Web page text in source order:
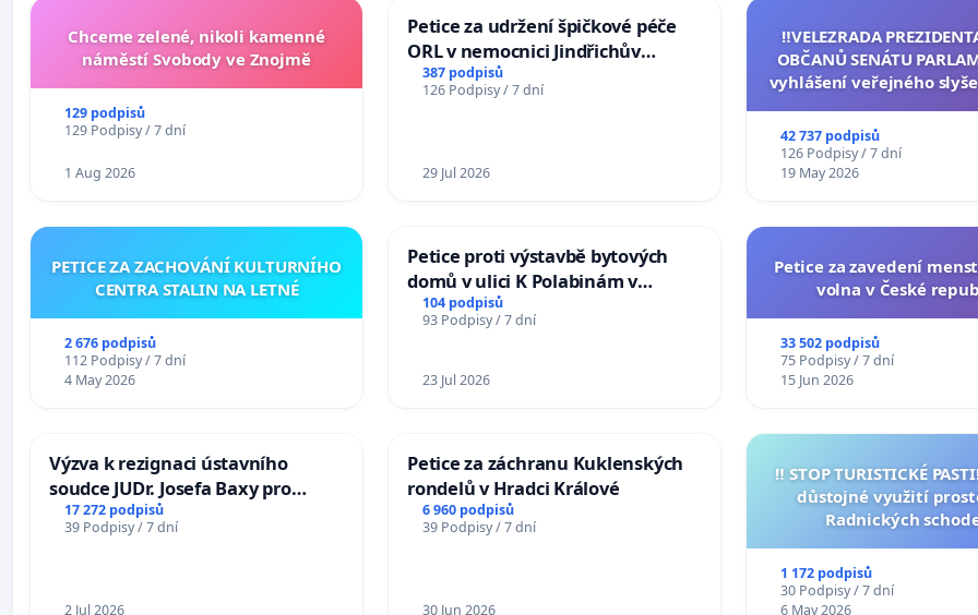
Chceme zelené, nikoli kamenné
náměstí Svobody ve Znojmě
129 podpisů
129 Podpisy / 7 dní
1 Aug 2026
Petice za udržení špičkové péče
ORL v nemocnici Jindřichův
Hradec
387 podpisů
126 Podpisy / 7 dní
29 Jul 2026
‼️VELEZRADA
OBČANŮ SENÁTU
vyhlášení veřejného
na přijetí usnesení k
žaloby na prezidenta
42 737 podpisů
126 Podpisy / 7 dní
19 May 2026
PETICE ZA ZACHOVÁNÍ KULTURNÍHO
CENTRA STALIN NA LETNÉ
2 676 podpisů
112 Podpisy / 7 dní
4 May 2026
Petice proti výstavbě bytových
domů v ulici K Polabinám v
Pardubicích
104 podpisů
93 Podpisy / 7 dní
23 Jul 2026
Petice za zavedení
volna v České
33 502 podpisů
75 Podpisy / 7 dní
15 Jun 2026
Výzva k rezignaci ústavního
soudce JUDr. Josefa Baxy pro
ohrožení důvěry ve spravedlivý
proces
17 272 podpisů
39 Podpisy / 7 dní
2 Jul 2026
Petice za záchranu Kuklenských
rondelů v Hradci Králové
6 960 podpisů
39 Podpisy / 7 dní
30 Jun 2026
‼️ STOP TURISTICKÉ
důstojné využití
Radnických
1 172 podpisů
30 Podpisy / 7 dní
6 May 2026